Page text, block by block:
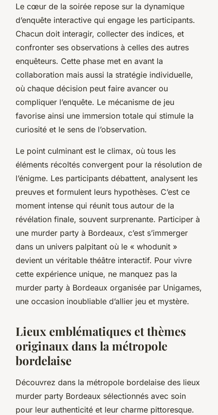
Le cœur de la soirée repose sur la dynamique
d’enquête interactive qui engage les participants.
Chacun doit interagir, collecter des indices, et
confronter ses observations à celles des autres
enquêteurs. Cette phase met en avant la
collaboration mais aussi la stratégie individuelle,
où chaque décision peut faire avancer ou
compliquer l’enquête. Le mécanisme de jeu
favorise ainsi une immersion totale qui stimule la
curiosité et le sens de l’observation.
Le point culminant est le climax, où tous les
éléments récoltés convergent pour la résolution de
l’énigme. Les participants débattent, analysent les
preuves et formulent leurs hypothèses. C’est ce
moment intense qui réunit tous autour de la
révélation finale, souvent surprenante. Participer à
une murder party à Bordeaux, c’est s’immerger
dans un univers palpitant où le « whodunit »
devient un véritable théâtre interactif. Pour vivre
cette expérience unique, ne manquez pas la
murder party à Bordeaux organisée par Unigames,
une occasion inoubliable d’allier jeu et mystère.
Lieux emblématiques et thèmes
originaux dans la métropole
bordelaise
Découvrez dans la métropole bordelaise des lieux
murder party Bordeaux sélectionnés avec soin
pour leur authenticité et leur charme pittoresque.